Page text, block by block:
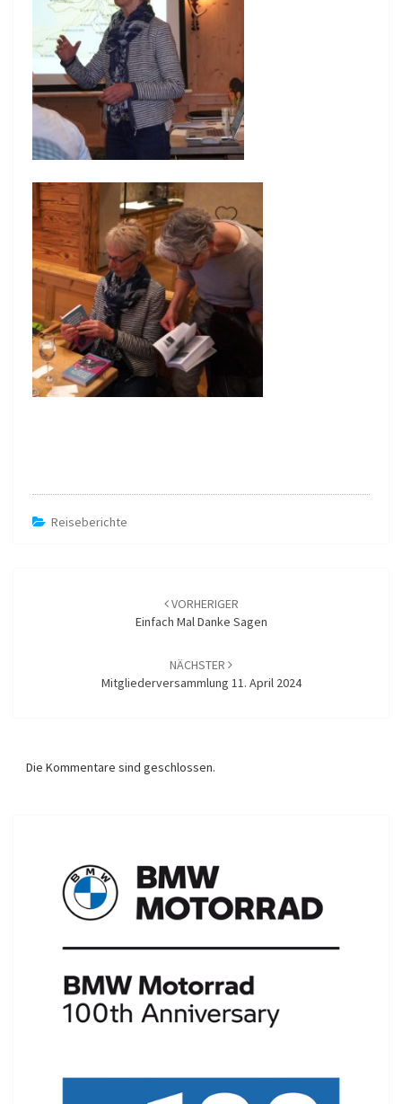
Reiseberichte
VORHERIGER
Einfach Mal Danke Sagen
NÄCHSTER
Mitgliederversammlung 11. April 2024
Die Kommentare sind geschlossen.